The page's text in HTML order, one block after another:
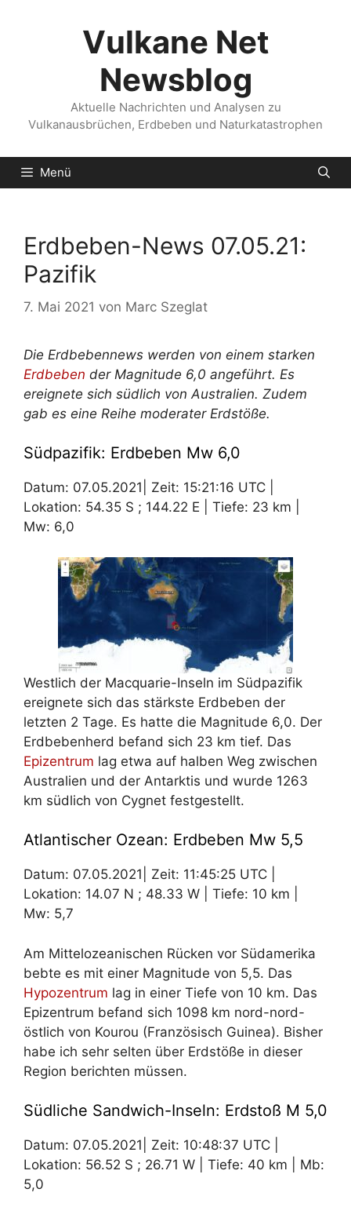
Vulkane Net
Newsblog
Aktuelle Nachrichten und Analysen zu
Vulkanausbrüchen, Erdbeben und Naturkatastrophen
Menü
Erdbeben-News 07.05.21:
Pazifik
7. Mai 2021 von Marc Szeglat
Die Erdbebennews werden von einem starken
Erdbeben der Magnitude 6,0 angeführt. Es
ereignete sich südlich von Australien. Zudem
gab es eine Reihe moderater Erdstöße.
Südpazifik: Erdbeben Mw 6,0
Datum: 07.05.2021| Zeit: 15:21:16 UTC |
Lokation: 54.35 S ; 144.22 E | Tiefe: 23 km |
Mw: 6,0
Westlich der Macquarie-Inseln im Südpazifik
ereignete sich das stärkste Erdbeben der
letzten 2 Tage. Es hatte die Magnitude 6,0. Der
Erdbebenherd befand sich 23 km tief. Das
Epizentrum lag etwa auf halben Weg zwischen
Australien und der Antarktis und wurde 1263
km südlich von Cygnet festgestellt.
Atlantischer Ozean: Erdbeben Mw 5,5
Datum: 07.05.2021| Zeit: 11:45:25 UTC |
Lokation: 14.07 N ; 48.33 W | Tiefe: 10 km |
Mw: 5,7
Am Mittelozeanischen Rücken vor Südamerika
bebte es mit einer Magnitude von 5,5. Das
Hypozentrum lag in einer Tiefe von 10 km. Das
Epizentrum befand sich 1098 km nord-nord-
östlich von Kourou (Französisch Guinea). Bisher
habe ich sehr selten über Erdstöße in dieser
Region berichten müssen.
Südliche Sandwich-Inseln: Erdstoß M 5,0
Datum: 07.05.2021| Zeit: 10:48:37 UTC |
Lokation: 56.52 S ; 26.71 W | Tiefe: 40 km | Mb:
5,0